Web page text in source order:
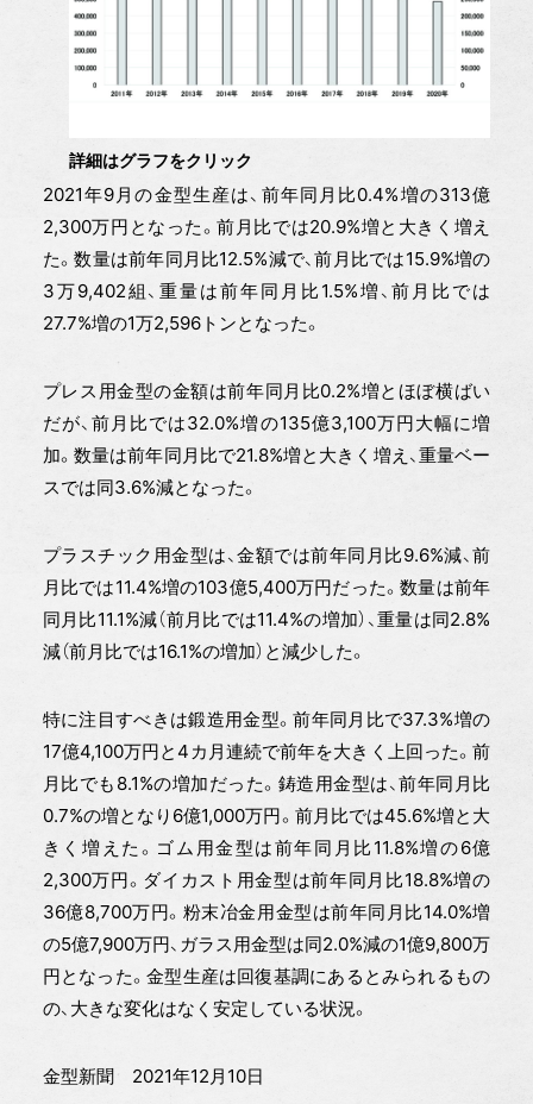
詳細はグラフをクリック
2021年9月の金型生産は、前年同月比0.4%増の313億
2,300万円となった。前月比では20.9%増と大きく増え
た。数量は前年同月比12.5%減で、前月比では15.9%増の
3万9,402組、重量は前年同月比1.5%増、前月比では
27.7%増の1万2,596トンとなった。
プレス用金型の金額は前年同月比0.2%増とほぼ横ばい
だが、前月比では32.0%増の135億3,100万円大幅に増
加。数量は前年同月比で21.8%増と大きく増え、重量ベー
スでは同3.6%減となった。
プラスチック用金型は、金額では前年同月比9.6%減、前
月比では11.4%増の103億5,400万円だった。数量は前年
同月比11.1%減（前月比では11.4%の増加）、重量は同2.8%
減（前月比では16.1%の増加）と減少した。
特に注目すべきは鍛造用金型。前年同月比で37.3%増の
17億4,100万円と4カ月連続で前年を大きく上回った。前
月比でも8.1%の増加だった。鋳造用金型は、前年同月比
0.7%の増となり6億1,000万円。前月比では45.6%増と大
きく増えた。ゴム用金型は前年同月比11.8%増の6億
2,300万円。ダイカスト用金型は前年同月比18.8%増の
36億8,700万円。粉末冶金用金型は前年同月比14.0%増
の5億7,900万円、ガラス用金型は同2.0%減の1億9,800万
円となった。金型生産は回復基調にあるとみられるもの
の、大きな変化はなく安定している状況。
金型新聞 2021年12月10日